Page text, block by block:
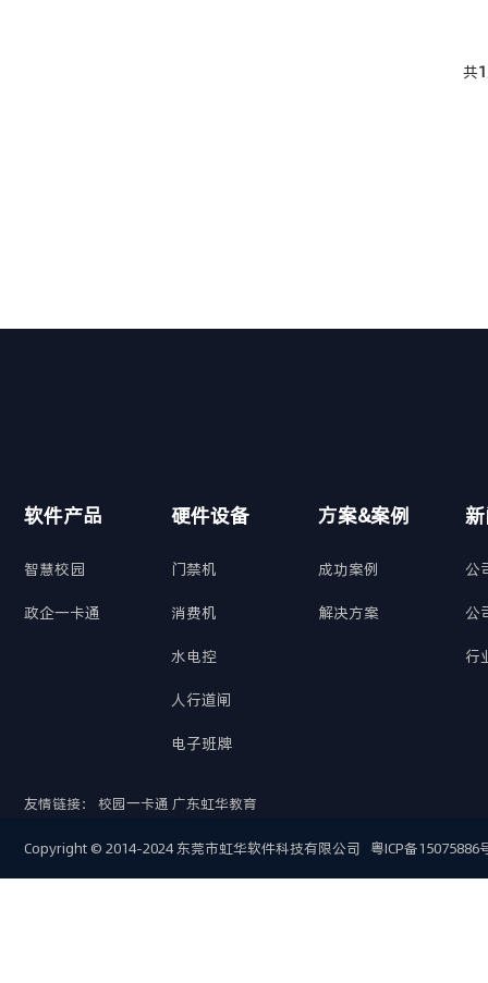
共1
软件产品
智慧校园
政企一卡通
硬件设备
门禁机
消费机
水电控
人行道闸
电子班牌
方案&案例
成功案例
解决方案
公
公
行
友情链接： 校园一卡通 广东虹华教育
Copyright © 2014-2024 东莞市虹华软件科技有限公司 粤ICP备15075886